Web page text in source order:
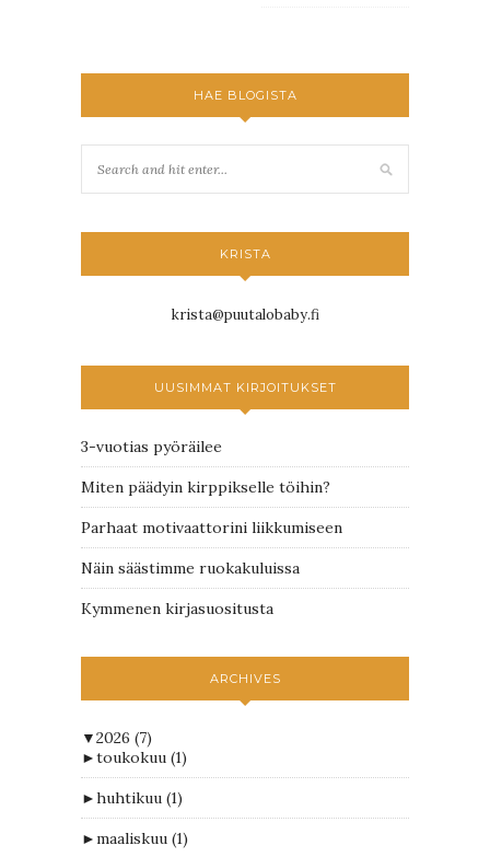
HAE BLOGISTA
KRISTA
krista@puutalobaby.fi
UUSIMMAT KIRJOITUKSET
3-vuotias pyöräilee
Miten päädyin kirppikselle töihin?
Parhaat motivaattorini liikkumiseen
Näin säästimme ruokakuluissa
Kymmenen kirjasuositusta
ARCHIVES
▼2026 (7)
►toukokuu (1)
►huhtikuu (1)
►maaliskuu (1)